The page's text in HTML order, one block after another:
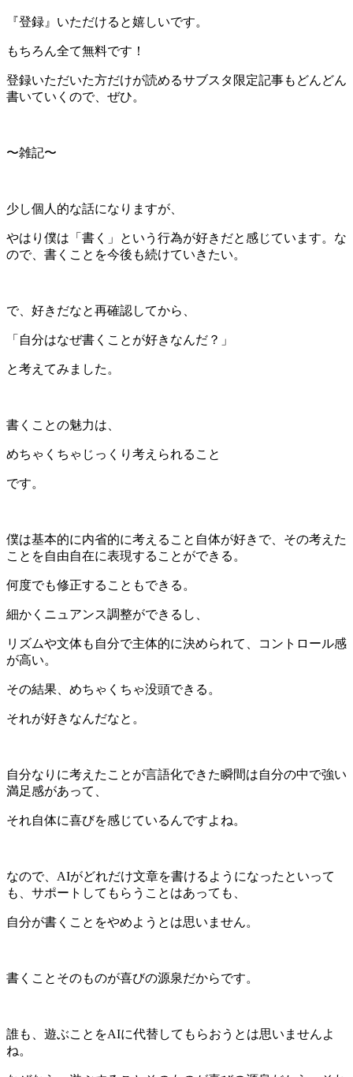
『登録』いただけると嬉しいです。
もちろん全て無料です！
登録いただいた方だけが読めるサブスタ限定記事もどんどん
書いていくので、ぜひ。
〜雑記〜
少し個人的な話になりますが、
やはり僕は「書く」という行為が好きだと感じています。な
ので、書くことを今後も続けていきたい。
で、好きだなと再確認してから、
「自分はなぜ書くことが好きなんだ？」
と考えてみました。
書くことの魅力は、
めちゃくちゃじっくり考えられること
です。
僕は基本的に内省的に考えること自体が好きで、その考えた
ことを自由自在に表現することができる。
何度でも修正することもできる。
細かくニュアンス調整ができるし、
リズムや文体も自分で主体的に決められて、コントロール感
が高い。
その結果、めちゃくちゃ没頭できる。
それが好きなんだなと。
自分なりに考えたことが言語化できた瞬間は自分の中で強い
満足感があって、
それ自体に喜びを感じているんですよね。
なので、AIがどれだけ文章を書けるようになったといって
も、サポートしてもらうことはあっても、
自分が書くことをやめようとは思いません。
書くことそのものが喜びの源泉だからです。
誰も、遊ぶことをAIに代替してもらおうとは思いませんよ
ね。